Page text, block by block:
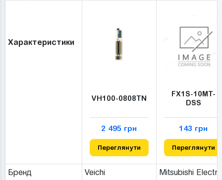
Характеристики
VH100-0808TN
2 495 грн
Переглянути
FX1S-10MT-
DSS
143 грн
Переглянути
Бренд Veichi
Mitsubishi